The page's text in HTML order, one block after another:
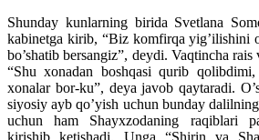
Shunday kunlarning birida Svetlana
kabinetga kirib, “Biz komfirqa yig’ilishini
bo’shatib bersangiz”, deydi. Vaqtincha
“Shu xonadan boshqasi qurib
xonalar bor-ku”, deya javob qaytaradi.
siyosiy ayb qo’yish uchun bunday
uchun ham Shayxzodaning raqiblari
kirishib ketishadi. Unga “Shirin va